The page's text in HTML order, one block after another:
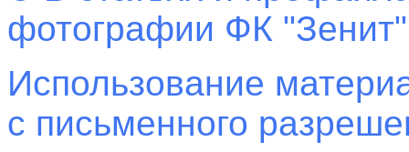
фотографии ФК
Использование
с письменного